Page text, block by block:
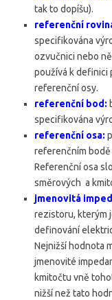
tak to dopíšu).
referenční
specifikována
ozvučnici nebo
používá k definici
referenční osy.
referenční bod:
specifikována
referenční osa:
referenčním
Referenční osa
směrových a
jmenovitá
rezistoru, kterým
definování
Nejnižší hodnota
jmenovité
kmitočtu vně
nižší než tato